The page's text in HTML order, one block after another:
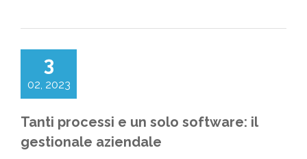
3
02, 2023
Tanti processi e un solo software: il
gestionale aziendale